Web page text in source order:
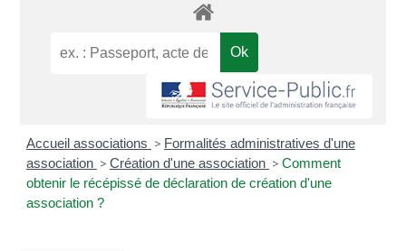
Accueil associations > Formalités administratives d'une
association > Création d'une association > Comment
obtenir le récépissé de déclaration de création d'une
association ?